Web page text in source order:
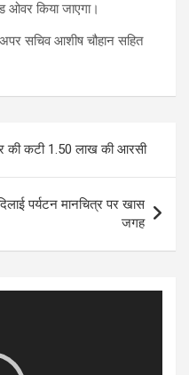
ओवर किया जाएगा।
सचिव आशीष चौहान सहित
की कटी 1.50 लाख की आरसी
पर्यटन मानचित्र पर खास
जगह